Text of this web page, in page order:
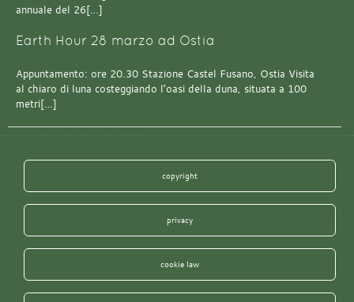
annuale del 26[…]
Earth Hour 28 marzo ad Ostia
Appuntamento: ore 20.30 Stazione Castel Fusano, Ostia Visita
al chiaro di luna costeggiando l’oasi della duna, situata a 100
metri[…]
copyright
privacy
cookie law